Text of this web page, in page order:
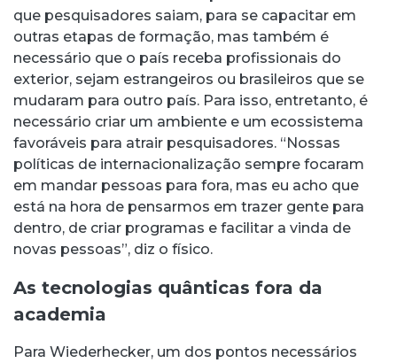
que pesquisadores saiam, para se capacitar em
outras etapas de formação, mas também é
necessário que o país receba profissionais do
exterior, sejam estrangeiros ou brasileiros que se
mudaram para outro país. Para isso, entretanto, é
necessário criar um ambiente e um ecossistema
favoráveis para atrair pesquisadores. “Nossas
políticas de internacionalização sempre focaram
em mandar pessoas para fora, mas eu acho que
está na hora de pensarmos em trazer gente para
dentro, de criar programas e facilitar a vinda de
novas pessoas”, diz o físico.
As tecnologias quânticas fora da
academia
Para Wiederhecker, um dos pontos necessários